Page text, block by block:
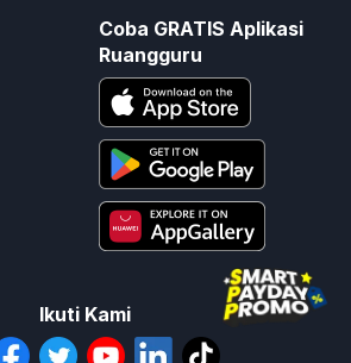
Coba GRATIS Aplikasi
Ruangguru
Ikuti Kami